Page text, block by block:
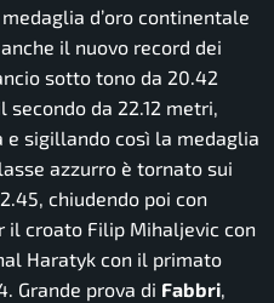
d’oro continentale
il nuovo record dei
sotto tono da 20.42
da 22.12 metri,
sigillando così la medaglia
azzurro è tornato sui
chiudendo poi con
il croato Filip Mihaljevic con
Haratyk con il primato
Grande prova di Fabbri,